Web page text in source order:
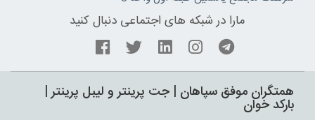
مارا در شبکه های اجتماعی دنبال کنید
همتگران موفق سپاهان | جت پرينتر و ليبل پرينتر |
بارکد خوان